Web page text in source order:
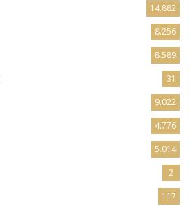
14.882
8.256
8.589
31
9.022
4.776
5.014
2
117